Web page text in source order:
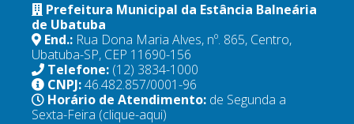
Prefeitura Municipal da Estância Balneária
de Ubatuba
End.: Rua Dona Maria Alves, nº. 865, Centro,
Ubatuba-SP, CEP 11690-156
Telefone: (12) 3834-1000
CNPJ:46.482.857/0001-96
Horário de Atendimento: de Segunda a
Sexta-Feira (clique-aqui)